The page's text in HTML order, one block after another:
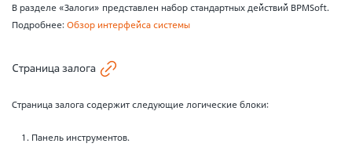
В разделе «Залоги» представлен набор стандартных действий BPMSoft.
Подробнее:Обзор интерфейса системы
Страница залога
Страница залога содержит следующие логические блоки:
Панель инструментов.